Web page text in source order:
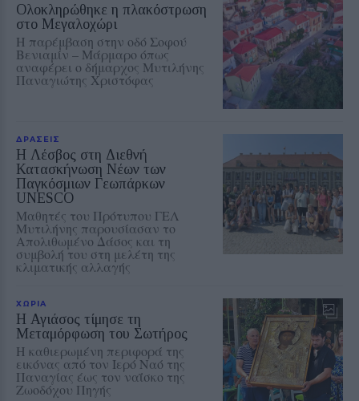
Ολοκληρώθηκε η πλακόστρωση
στο Μεγαλοχώρι
Η παρέμβαση στην οδό Σοφού
Βενιαμίν – Μάρμαρο όπως
αναφέρει ο δήμαρχος Μυτιλήνης
Παναγιώτης Χριστόφας
ΔΡΑΣΕΙΣ
Η Λέσβος στη Διεθνή
Κατασκήνωση Νέων των
Παγκόσμιων Γεωπάρκων
UNESCO
Μαθητές του Πρότυπου ΓΕΛ
Μυτιλήνης παρουσίασαν το
Απολιθωμένο Δάσος και τη
συμβολή του στη μελέτη της
κλιματικής αλλαγής
ΧΩΡΙΑ
Η Αγιάσος τίμησε τη
Μεταμόρφωση του Σωτήρος
Η καθιερωμένη περιφορά της
εικόνας από τον Ιερό Ναό της
Παναγίας έως τον ναΐσκο της
Ζωοδόχου Πηγής